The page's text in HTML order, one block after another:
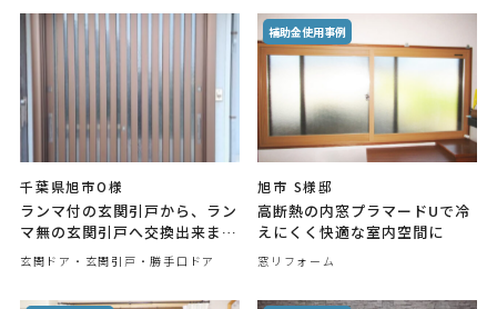
千葉県旭市O様
ランマ付の玄関引戸から、ラン
マ無の玄関引戸へ交換出来まし
た。
玄関ドア・玄関引戸・勝手口ドア
旭市 S様邸
高断熱の内窓プラマードUで冷
えにくく快適な室内空間に
窓リフォーム